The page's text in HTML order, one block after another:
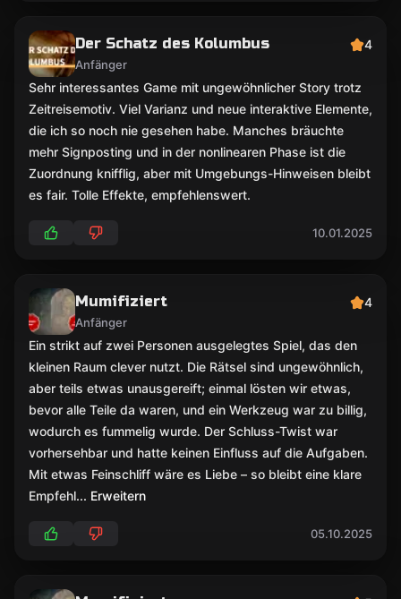
Der Schatz des Kolumbus
Anfänger
4
Sehr interessantes Game mit ungewöhnlicher Story trotz
Zeitreisemotiv. Viel Varianz und neue interaktive Elemente,
die ich so noch nie gesehen habe. Manches bräuchte
mehr Signposting und in der nonlinearen Phase ist die
Zuordnung knifflig, aber mit Umgebungs-Hinweisen bleibt
es fair. Tolle Effekte, empfehlenswert.
10.01.2025
Mumifiziert
Anfänger
4
Ein strikt auf zwei Personen ausgelegtes Spiel, das den
kleinen Raum clever nutzt. Die Rätsel sind ungewöhnlich,
aber teils etwas unausgereift; einmal lösten wir etwas,
bevor alle Teile da waren, und ein Werkzeug war zu billig,
wodurch es fummelig wurde. Der Schluss-Twist war
vorhersehbar und hatte keinen Einfluss auf die Aufgaben.
Mit etwas Feinschliff wäre es Liebe – so bleibt eine klare
Empfehl... Erweitern
05.10.2025